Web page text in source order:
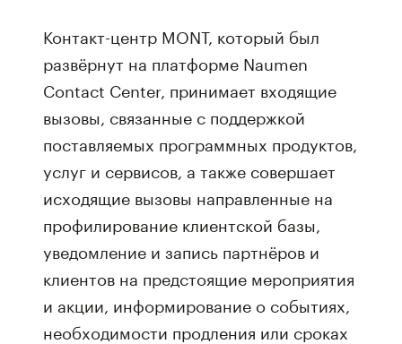
Контакт-центр MONT, который был
развёрнут на платформе Naumen
Contact Center, принимает входящие
вызовы, связанные с поддержкой
поставляемых программных продуктов,
услуг и сервисов, а также совершает
исходящие вызовы направленные на
профилирование клиентской базы,
уведомление и запись партнёров и
клиентов на предстоящие мероприятия
и акции, информирование о событиях,
необходимости продления или сроках